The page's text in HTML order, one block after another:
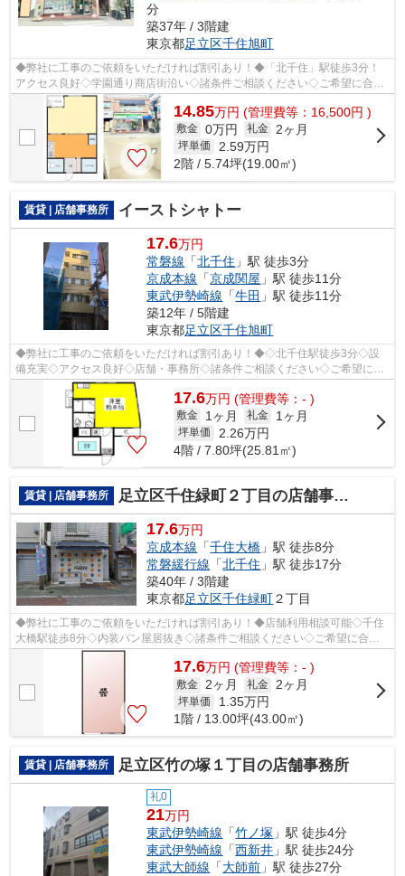
分
築37年 / 3階建
東京都足立区千住旭町
◆弊社に工事のご依頼をいただければ割引あり！◆「北千住」駅徒歩3分！
アクセス良好◇学園通り商店街沿い◇諸条件ご相談ください◇ご希望に合わ
せて物件のご提案が可能です◇お気軽にお問い...
14.85万円 (管理費等：16,500円 )
敷金 0万円 礼金 2ヶ月
坪単価 2.59万円
2階 / 5.74坪(19.00㎡)
賃貸 | 店舗事務所 イーストシャトー
17.6万円
常磐線 「北千住 」駅 徒歩3分
京成本線 「京成関屋 」駅 徒歩11分
東武伊勢崎線 「牛田 」駅 徒歩11分
築12年 / 5階建
東京都足立区千住旭町
◆弊社に工事のご依頼をいただければ割引あり！◆◇北千住駅徒歩3分◇設
備充実◇アクセス良好◇店舗・事務所◇諸条件ご相談ください◇ご希望に合
わせて物件のご提案が可能です◇お気軽にお問い...
17.6万円 (管理費等：- )
敷金 1ヶ月 礼金 1ヶ月
坪単価 2.26万円
4階 / 7.80坪(25.81㎡)
賃貸 | 店舗事務所 足立区千住緑町２丁目の店舗事務所
17.6万円
京成本線 「千住大橋 」駅 徒歩8分
常磐緩行線 「北千住 」駅 徒歩17分
築40年 / 3階建
東京都足立区千住緑町２丁目
◆弊社に工事のご依頼をいただければ割引あり！◆店舗利用相談可能◇千住
大橋駅徒歩8分◇内装パン屋居抜き◇諸条件ご相談ください◇ご希望に合わ
せて物件のご提案が可能です◇お気軽にお問い...
17.6万円 (管理費等：- )
敷金 2ヶ月 礼金 2ヶ月
坪単価 1.35万円
1階 / 13.00坪(43.00㎡)
賃貸 | 店舗事務所 足立区竹の塚１丁目の店舗事務所
礼0
21万円
東武伊勢崎線 「竹ノ塚 」駅 徒歩4分
東武伊勢崎線 「西新井 」駅 徒歩24分
東武大師線 「大師前 」駅 徒歩27分